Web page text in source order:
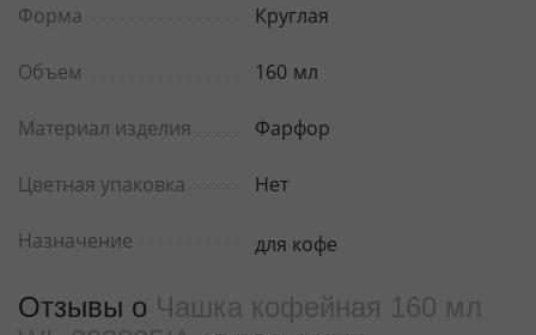
Форма Круглая
Объем 160 мл
Материал изделия Фарфор
Цветная упаковка Нет
Назначение для кофе
Отзывы о Чашка кофейная 160 мл